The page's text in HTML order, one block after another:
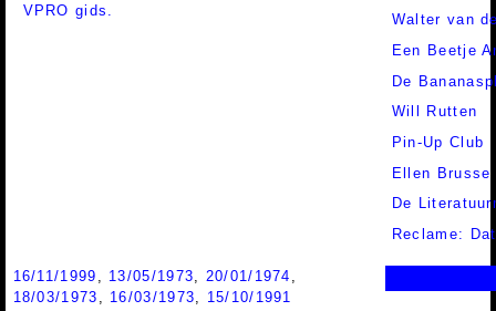
VPRO gids.
Walter van
Een Beetje
De
Will Rutten
Pin-Up Club
Ellen Brusse
De
Reclame:
16/11/1999 13/05/1973 20/01/1974
18/03/1973
16/03/1973
15/10/1991